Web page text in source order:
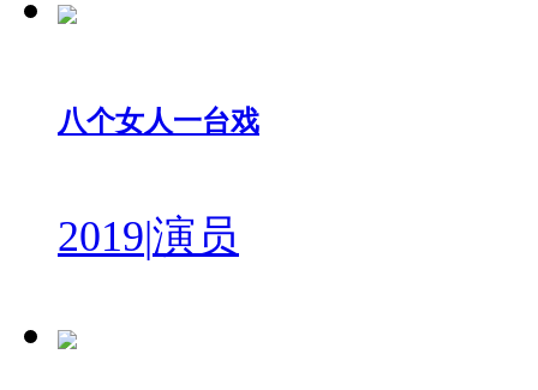
八个女人一台戏
2019|演员